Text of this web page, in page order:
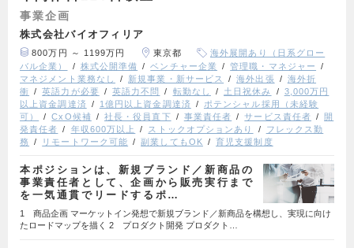
事業企画
株式会社バイオフィリア
800万円 ～ 1199万円 東京都
海外展開あり（日系グロー
バル企業）
株式公開準備 ベンチャー企業
管理職・マネジャー
マネジメント業務なし
新規事業・新サービス 海外出張
海外折
衝
英語力が必要 英語力不問 転勤なし 土日祝休み
3,000万円
以上資金調達済
1億円以上資金調達済
ポテンシャル採用（未経験
可）
CxO候補 社長・役員直下 事業責任者 サービス責任者
開
発責任者
年収600万以上 ストックオプションあり
フレックス勤
務
リモートワーク可能 副業してもOK 育児支援制度
本ポジションは、新規ブランド／新商品の
事業責任者として、企画から販売実行まで
を一気通貫でリードするポ…
1 商品企画 マーケットイン発想で新規ブランド／新商品を構想し、実現に向け
たロードマップを描く 2 プロダクト開発 プロダクト…